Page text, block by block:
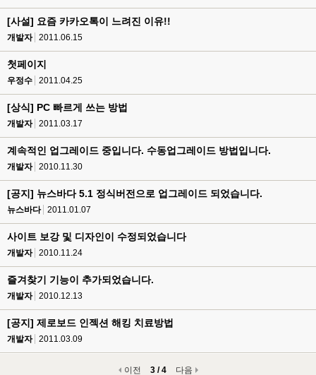
[사설] 요즘 카카오톡이 느려진 이유!!
개발자 2011.06.15
첫페이지
우정수 2011.04.25
[상식] PC 빠르게 쓰는 방법
개발자 2011.03.17
계속적인 업그레이드 중입니다. 수동업그레이드 방법입니다.
개발자 2010.11.30
[공지] 뉴스바다 5.1 정식버전으로 업그레이드 되었습니다.
뉴스바다 2011.01.07
사이트 보강 및 디자인이 수정되었습니다
개발자 2010.11.24
즐겨찾기 기능이 추가되었습니다.
개발자 2010.12.13
[공지] 제로보드 인젝션 해킹 치료방법
개발자 2011.03.09
이전 3 / 4 다음